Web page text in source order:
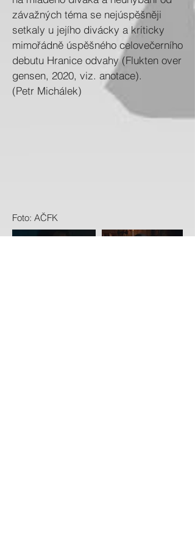
závažných téma se nejúspěšněji
setkaly u jejího divácky a kriticky
mimořádně úspěšného celovečerního
debutu Hranice odvahy (Flukten over
gensen, 2020, viz. anotace).
(Petr Michálek)
Foto: AČFK